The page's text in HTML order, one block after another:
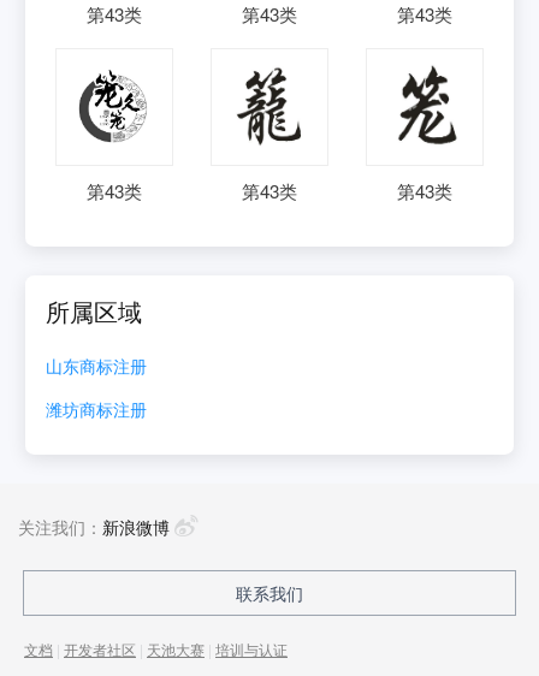
第43类 第43类 第43类
第43类 第43类 第43类
所属区域
山东商标注册
潍坊商标注册